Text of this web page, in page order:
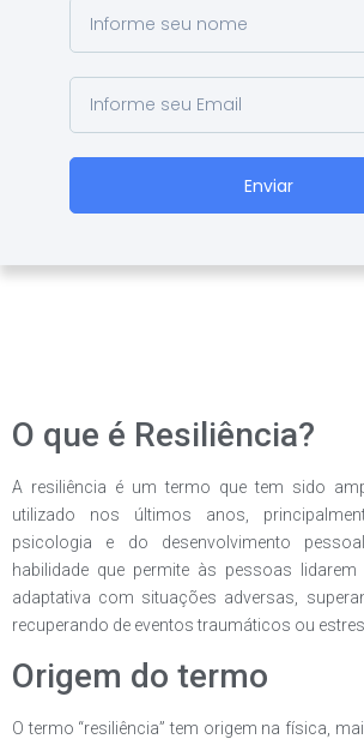
Enviar
O que é Resiliência?
A resiliência é um termo que tem sido
utilizado nos últimos anos,
psicologia e do desenvolvimento
habilidade que permite às pessoas
adaptativa com situações adversas,
recuperando de eventos traumáticos ou
Origem do termo
O termo “resiliência” tem origem na física,